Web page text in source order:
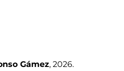
Gámez, 2026.